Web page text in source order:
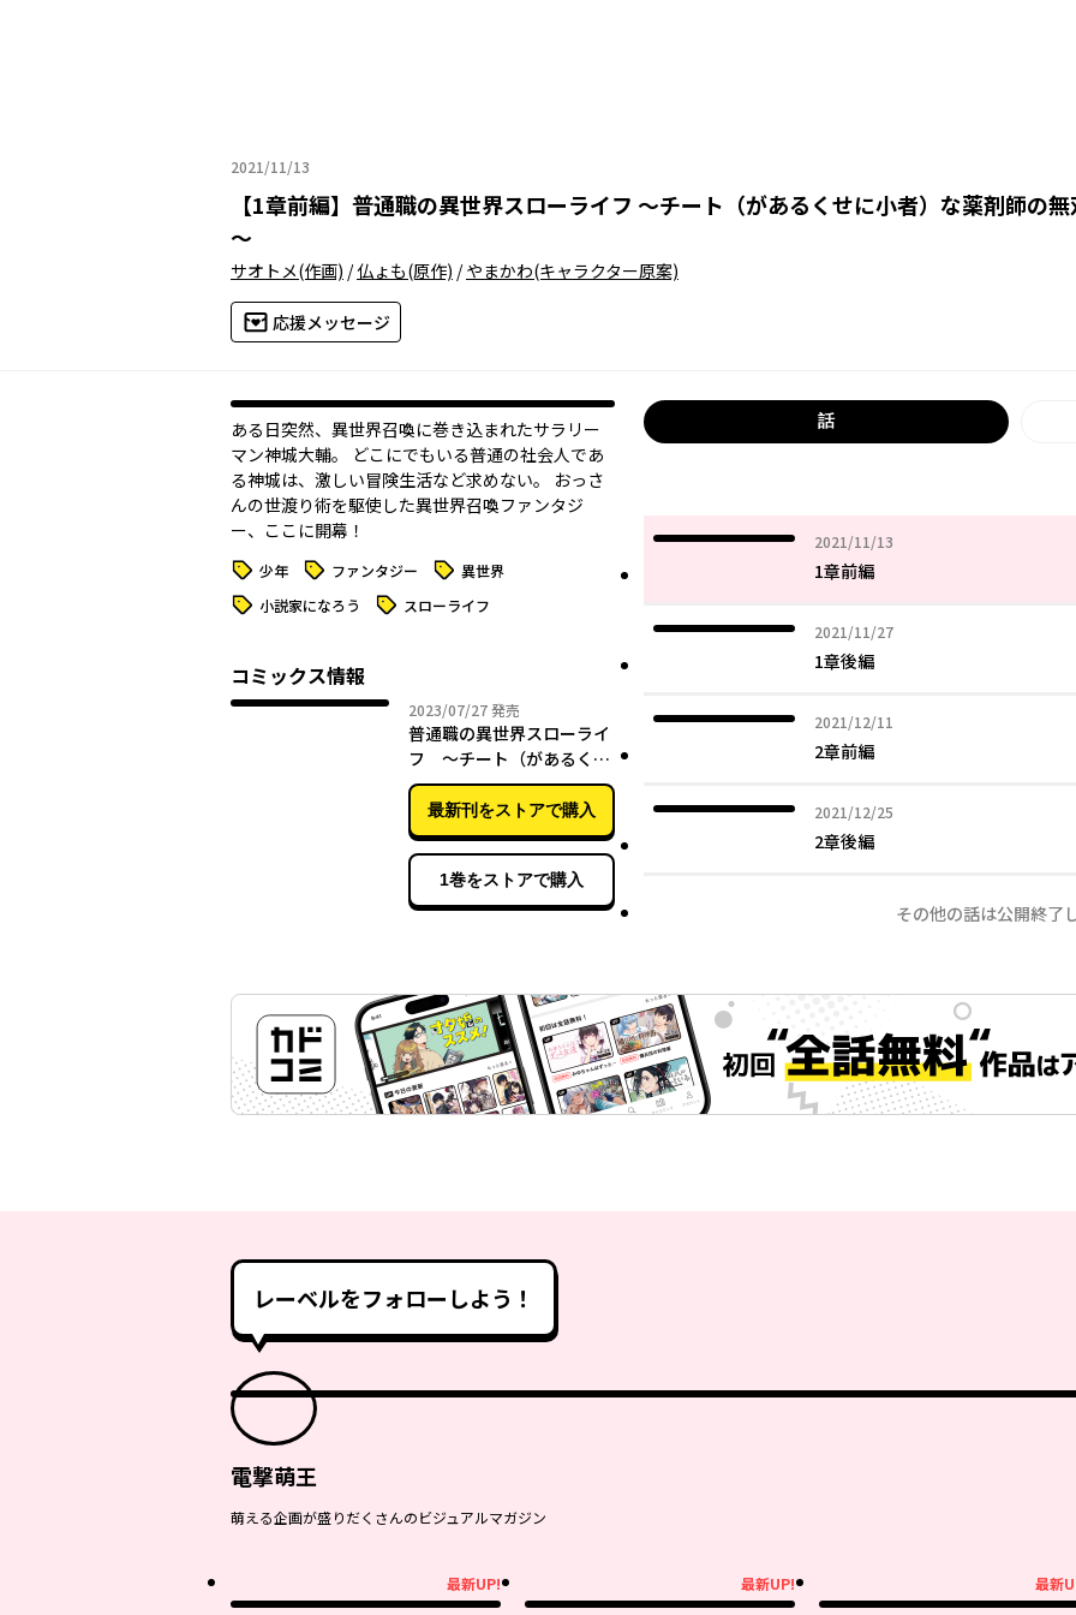
2021/11/13
2021年11月13日
【1章前編】 普通職の異世界スローライフ ～チート（があるくせに小者）な薬剤師の
～
サオトメ(作画) /仏ょも(原作) /やまかわ(キャラクター原案)
応援メッセージ
ある日突然、異世界召喚に巻き込まれたサラリー
マン神城大輔。 どこにでもいる普通の社会人であ
る神城は、激しい冒険生活など求めない。 おっさ
んの世渡り術を駆使した異世界召喚ファンタジ
ー、ここに開幕！
タグ 少年 タグ ファンタジー タグ 異世界
タグ 小説家になろう タグ スローライフ
コミックス情報
2023/07/272023年07月27日
発売
普通職の異世界スローライ
フ ～チート（があるくせ
に小者）な薬剤師の無双
（しない）物語～ （3）
最新刊をストアで購入
1巻をストアで購入
話
2021/11/13
2021年11月13日
1章前編
2021/11/27
2021年11月27日
1章後編
2021/12/11
2021年12月11日
2章前編
2021/12/25
2021年12月25日
2章後編
その他の話は公開終了
レーベルをフォローしよう！
電撃萌王
萌える企画が盛りだくさんのビジュアルマガジン
最新UP! 最新UP! 最新